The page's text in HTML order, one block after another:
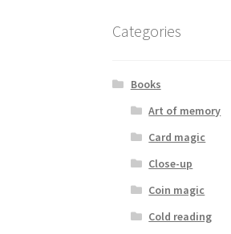
Categories
Books
Art of memory
Card magic
Close-up
Coin magic
Cold reading